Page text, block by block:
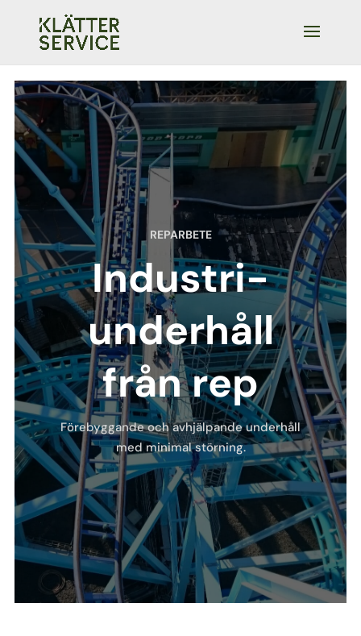
REPARBETE
Industri-
underhåll
från rep
Förebyggande och avhjälpande underhåll
med minimal störning.